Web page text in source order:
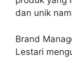
dan unik
Brand
Lestari